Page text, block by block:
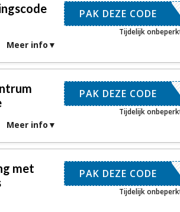
Meer info
VDAB50
PAK DEZE CODE
Tijdelijk
Meer info
ROEGBOEK
PAK DEZE CODE
Tijdelijk
met
TUDENT15
PAK DEZE CODE
Tijdelijk